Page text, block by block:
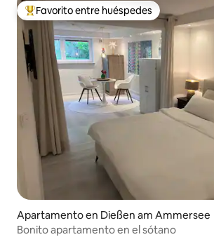
Favorito entre huéspedes preferido
Favorito entre huéspedes
Apartamento en Dießen am Ammersee
Bonito apartamento en el sótano